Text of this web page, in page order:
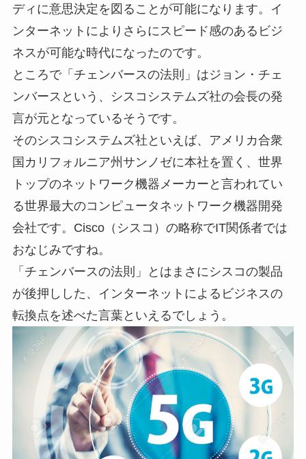
ディに意思決定を図ることが可能になります。イ
ンターネットによりさらにスピード感のあるビジ
ネスが可能な時代になったのです。
ところで「チェンバースの法則」はジョン・チェ
ンバースという、シスコシステムズ社の会長の発
言が元となっているそうです。
そのシスコシステムズ社といえば、アメリカ合衆
国カリフォルニア州サンノゼに本社を置く、世界
トップのネットワーク機器メーカーと言われてい
る世界最大のコンピュータネットワーク機器開発
会社です。Cisco（シスコ）の略称でIT関係者では
おなじみですね。
「チェンバースの法則」とはまさにシスコの製品
が後押しした、インターネットによるビジネスの
転換点を述べた言葉といえるでしょう。